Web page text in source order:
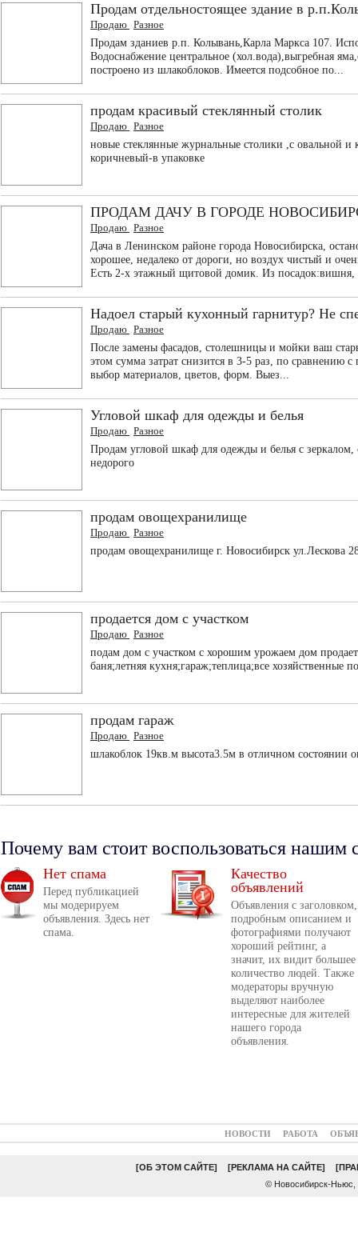
Продам отдельностоящее здание в
Продаю Разное
Продам зданиев р.п. Колывань,Карла Маркса 107.
Водоснабжение центральное (хол.вода),выгребная
построено из шлакоблоков. Имеется подсобное по...
продам красивый стеклянный столик
Продаю Разное
новые стеклянные журнальные столики ,с овальной и
коричневый-в упаковке
ПРОДАМ ДАЧУ В ГОРОДЕ
Продаю Разное
Дача в Ленинском районе города Новосибирска,
хорошее, недалеко от дороги, но воздух чистый и
Есть 2-х этажный щитовой домик. Из посадок:вишня,
Надоел старый кухонный гарнитур? Не
Продаю Разное
После замены фасадов, столешницы и мойки ваш
этом сумма затрат снизится в 3-5 раз, по сравнению
выбор материалов, цветов, форм. Выез...
Угловой шкаф для одежды и белья
Продаю Разное
Продам угловой шкаф для одежды и белья с
недорого
продам овощехранилище
Продаю Разное
продам овощехранилище г. Новосибирск ул.Лескова
продается дом с участком
Продаю Разное
подам дом с участком с хорошим урожаем дом
баня;летняя кухня;гараж;теплица;все хозяйственные
продам гараж
Продаю Разное
шлакоблок 19кв.м высота3.5м в отличном состоянии
Почему вам стоит воспользоваться нашим
Нет спама
Перед публикацией
мы модерируем
объявления. Здесь нет
спама.
Качество
объявлений
Объявления с заголовком,
подробным описанием и
фотографиями получают
хороший рейтинг, а
значит, их видит большее
количество людей. Также
модераторы вручную
выделяют наиболее
интересные для жителей
нашего города
объявления.
НОВОСТИ РАБОТА
[ОБ ЭТОМ САЙТЕ] [РЕКЛАМА НА САЙТЕ]
© Новосибирск-Ньюс,